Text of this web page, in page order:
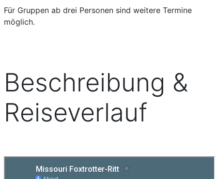
Für Gruppen ab drei Personen sind weitere Termine
möglich.
Beschreibung &
Reiseverlauf